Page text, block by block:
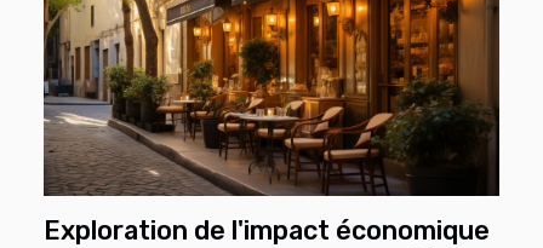
Exploration de l'impact économique